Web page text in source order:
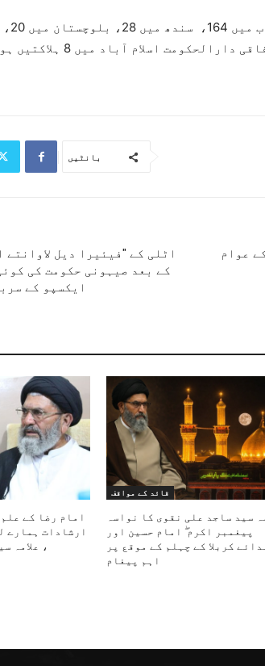
اس کے
بانٹیں
اٹلی کے "فیئیرا دیل لاوانتے
کے بعد صیہونی حکومت کی
ایکسپو کے
عوام
قائد کے مواقف
سید ساجد علی نقوی کا نواسہ
پیغمبر اکرم ۖ امام حسین اور
کربلا کے چہلم کے موقع پر
اہم پیغام
امام رضا کے
ارشادات ہمارے
، علامہ